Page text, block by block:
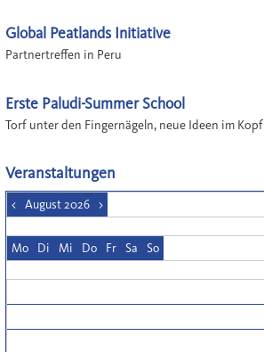
Global Peatlands Initiative
Partnertreffen in Peru
Erste Paludi-Summer School
Torf unter den Fingernägeln, neue Ideen im Kopf
Veranstaltungen
< August 2026 >
Mo Di Mi Do Fr Sa So